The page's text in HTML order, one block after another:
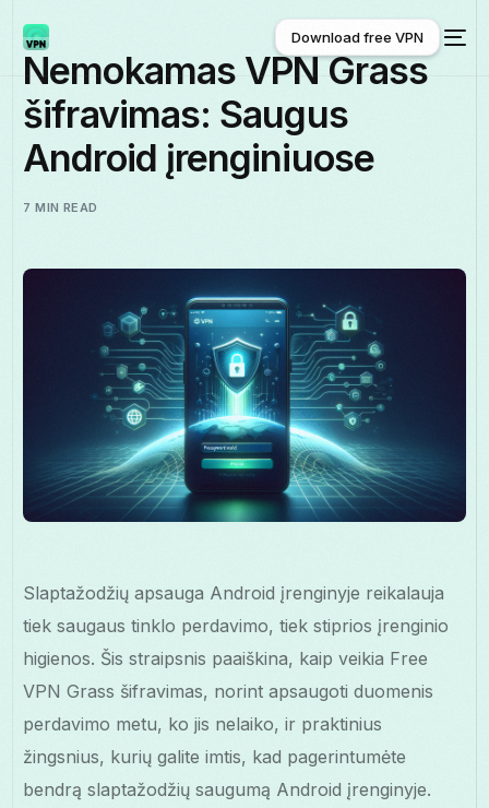
Lietuviškai
Download free VPN
Download free VPN
Nemokamas VPN Grass
šifravimas: Saugus
Android įrenginiuose
7 MIN READ
Slaptažodžių apsauga Android įrenginyje reikalauja
tiek saugaus tinklo perdavimo, tiek stiprios įrenginio
higienos. Šis straipsnis paaiškina, kaip veikia Free
VPN Grass šifravimas, norint apsaugoti duomenis
perdavimo metu, ko jis nelaiko, ir praktinius
žingsnius, kurių galite imtis, kad pagerintumėte
bendrą slaptažodžių saugumą Android įrenginyje.